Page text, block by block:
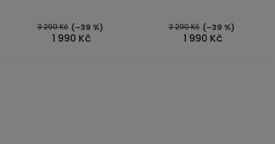
1 990 Kč
3 290 Kč (–39 %)
1 990 Kč
3 290 Kč (–39 %)